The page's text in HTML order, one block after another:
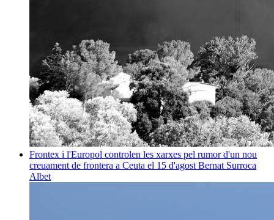
Frontex i l'Europol controlen les xarxes pel rumor d'un nou
creuament de frontera a Ceuta el 15 d'agost Bernat Surroca
Albet